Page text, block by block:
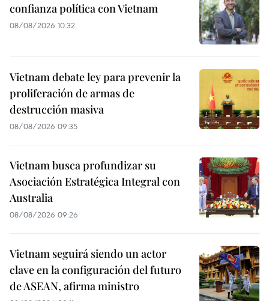
confianza política con Vietnam
08/08/2026 10:32
Vietnam debate ley para prevenir la
proliferación de armas de
destrucción masiva
08/08/2026 09:35
Vietnam busca profundizar su
Asociación Estratégica Integral con
Australia
08/08/2026 09:26
Vietnam seguirá siendo un actor
clave en la configuración del futuro
de ASEAN, afirma ministro